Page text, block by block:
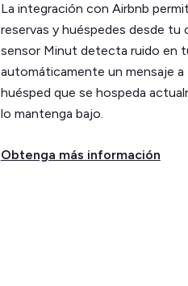
La integración con Airbnb
reservas y huéspedes desde tu
sensor Minut detecta ruido en
automáticamente un mensaje
huésped que se hospeda
lo mantenga bajo.
Obtenga más información